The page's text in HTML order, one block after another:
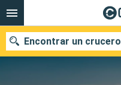
Encontrar un crucero